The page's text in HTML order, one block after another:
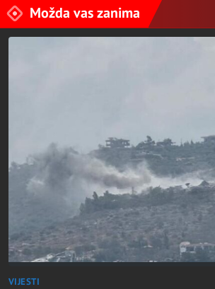
Možda vas zanima
VIJESTI